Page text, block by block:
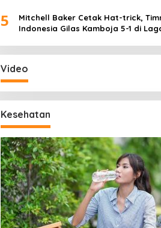
5
Mitchell Baker Cetak Hat-trick,
Indonesia Gilas Kamboja 5-1 di
Video
Kesehatan